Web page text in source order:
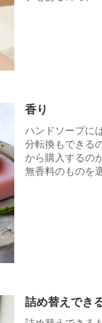
香り
ハンドソープに
分転換もできる
から購入するの
無香料のものを
詰め替えでき